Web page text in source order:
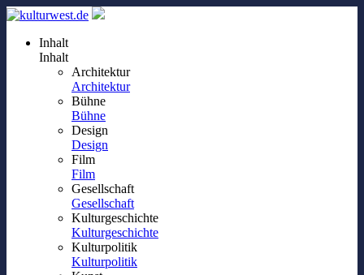
Inhalt
Inhalt
Architektur
Architektur
Bühne
Bühne
Design
Design
Film
Film
Gesellschaft
Gesellschaft
Kulturgeschichte
Kulturgeschichte
Kulturpolitik
Kulturpolitik